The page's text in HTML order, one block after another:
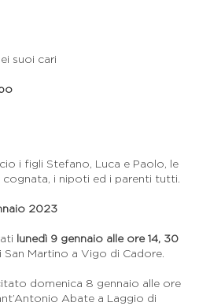
suoi cari
i figli Stefano, Luca e Paolo, le
cognata, i nipoti ed i parenti tutti.
2023
lunedì 9 gennaio alle ore 14, 30
San Martino a Vigo di Cadore.
domenica 8 gennaio alle ore
Abate a Laggio di